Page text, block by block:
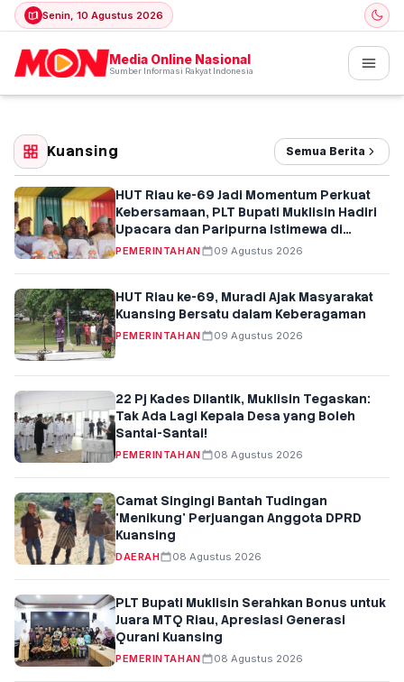
Senin, 10 Agustus 2026
Media Online Nasional
Sumber Informasi Rakyat Indonesia
Kuansing Semua Berita
HUT Riau ke-69 Jadi Momentum Perkuat
Kebersamaan, PLT Bupati Muklisin Hadiri
Upacara dan Paripurna Istimewa di
Pekanbaru
PEMERINTAHAN 09 Agustus 2026
HUT Riau ke-69, Muradi Ajak Masyarakat
Kuansing Bersatu dalam Keberagaman
PEMERINTAHAN 09 Agustus 2026
22 Pj Kades Dilantik, Muklisin Tegaskan:
Tak Ada Lagi Kepala Desa yang Boleh
Santai-Santai!
PEMERINTAHAN 08 Agustus 2026
Camat Singingi Bantah Tudingan
'Menikung' Perjuangan Anggota DPRD
Kuansing
DAERAH 08 Agustus 2026
PLT Bupati Muklisin Serahkan Bonus untuk
Juara MTQ Riau, Apresiasi Generasi
Qurani Kuansing
PEMERINTAHAN 08 Agustus 2026